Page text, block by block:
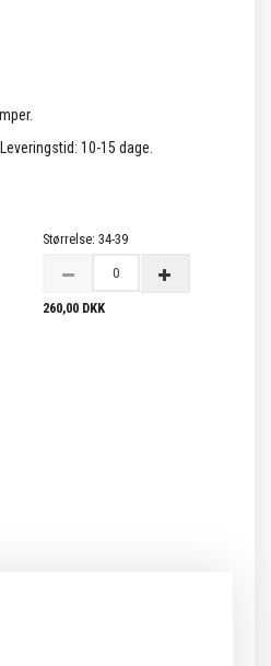
10-15 dage.
Størrelse: 34-39
260,00 DKK